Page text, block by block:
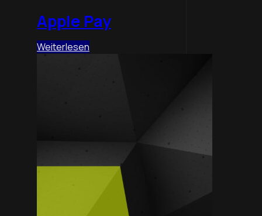
Apple Pay
Weiterlesen